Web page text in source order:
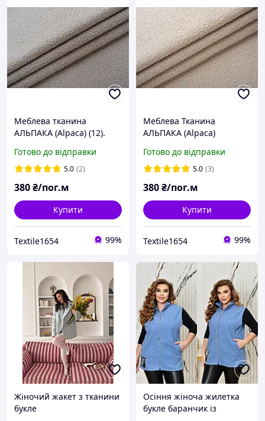
Меблева тканина
АЛЬПАКА (Alpaca) (12).
Готово до відправки
5.0 (2)
380₴/пог.м
Купити
Textile1654 99%
Меблева Тканина
АЛЬПАКА (Alpaca)
обивки мебели
Готово до відправки
5.0 (3)
380₴/пог.м
Купити
Textile1654 99%
Жіночий жакет з тканини
букле
Осіння жіноча жилетка
букле баранчик із